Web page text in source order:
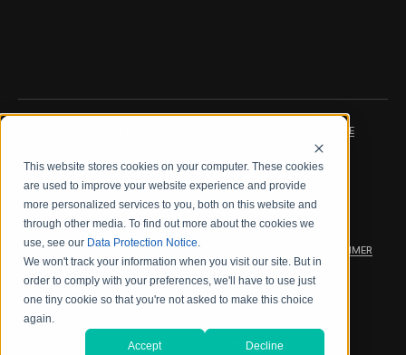
This website stores cookies on your computer. These cookies
are used to improve your website experience and provide
more personalized services to you, both on this website and
through other media. To find out more about the cookies we
use, see our Data Protection Notice.
We won't track your information when you visit our site. But in
order to comply with your preferences, we'll have to use just
one tiny cookie so that you're not asked to make this choice
again.
Accept Decline
DATA PROTECTION NOTICE
LEGAL NOTICE TERMS & CONDITIONS
QUALITY CERTIFICATIONS CODE OF CONDUCT
PRODUCT SECURITY WARRANTY/PRODUCT DISCLAIMER
WEB ACCESSIBILITY
2026 海德拉福斯公司